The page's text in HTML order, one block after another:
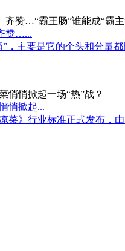
赞…...
主要是它的个头和分量
悄掀起...
菜》行业标准正式发布，